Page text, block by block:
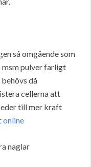
så omgående som
msm pulver farligt
då
cellerna att
till mer kraft
naglar